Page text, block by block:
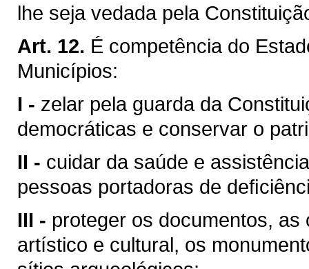
lhe seja vedada pela
Art. 12. É competência do
Municípios:
I - zelar pela guarda da
democráticas e conservar o
II - cuidar da saúde e
pessoas portadoras de
III - proteger os documentos,
artístico e cultural, os